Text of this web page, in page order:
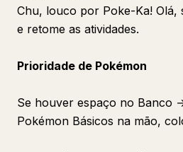
Chu, louco por Poke-Ka! Olá,
e retome as atividades.
Prioridade de Pokémon
Se houver espaço no Banco
Pokémon Básicos na mão,